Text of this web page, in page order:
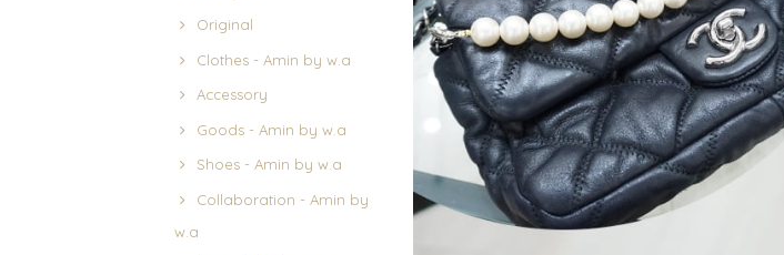
Original
Clothes - Amin by w.a
Accessory
Goods - Amin by w.a
Shoes - Amin by w.a
Collaboration - Amin by
w.a